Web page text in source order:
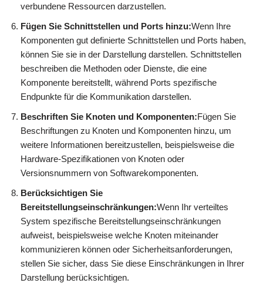
verbundene Ressourcen darzustellen.
Fügen Sie Schnittstellen und Ports hinzu:Wenn Ihre
Komponenten gut definierte Schnittstellen und Ports haben,
können Sie sie in der Darstellung darstellen. Schnittstellen
beschreiben die Methoden oder Dienste, die eine
Komponente bereitstellt, während Ports spezifische
Endpunkte für die Kommunikation darstellen.
Beschriften Sie Knoten und Komponenten:Fügen Sie
Beschriftungen zu Knoten und Komponenten hinzu, um
weitere Informationen bereitzustellen, beispielsweise die
Hardware-Spezifikationen von Knoten oder
Versionsnummern von Softwarekomponenten.
Berücksichtigen Sie
Bereitstellungseinschränkungen:Wenn Ihr verteiltes
System spezifische Bereitstellungseinschränkungen
aufweist, beispielsweise welche Knoten miteinander
kommunizieren können oder Sicherheitsanforderungen,
stellen Sie sicher, dass Sie diese Einschränkungen in Ihrer
Darstellung berücksichtigen.